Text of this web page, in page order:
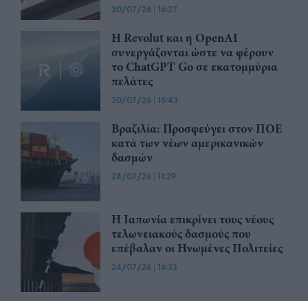
30/07/26 | 16:27
Η Revolut και η OpenAI
συνεργάζονται ώστε να φέρουν
το ChatGPT Go σε εκατομμύρια
πελάτες
30/07/26 | 15:43
Βραζιλία: Προσφεύγει στον ΠΟΕ
κατά των νέων αμερικανικών
δασμών
28/07/26 | 11:29
Η Ιαπωνία επικρίνει τους νέους
τελωνειακούς δασμούς που
επέβαλαν οι Ηνωμένες Πολιτείες
24/07/26 | 16:33